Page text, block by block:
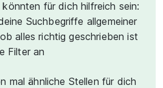
für dich hilfreich sein:
Suchbegriffe allgemeiner
alles richtig geschrieben ist
Filter an
mal ähnliche Stellen für dich